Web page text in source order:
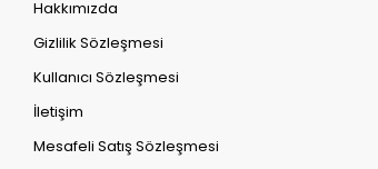
Hakkımızda
Gizlilik Sözleşmesi
Kullanıcı Sözleşmesi
İletişim
Mesafeli Satış Sözleşmesi